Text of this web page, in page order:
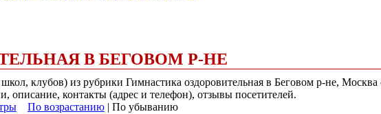
В БЕГОВОМ Р-НЕ
клубов) из рубрики Гимнастика оздоровительная в Беговом р-не,
описание, контакты (адрес и телефон), отзывы посетителей.
По возрастанию | По убыванию